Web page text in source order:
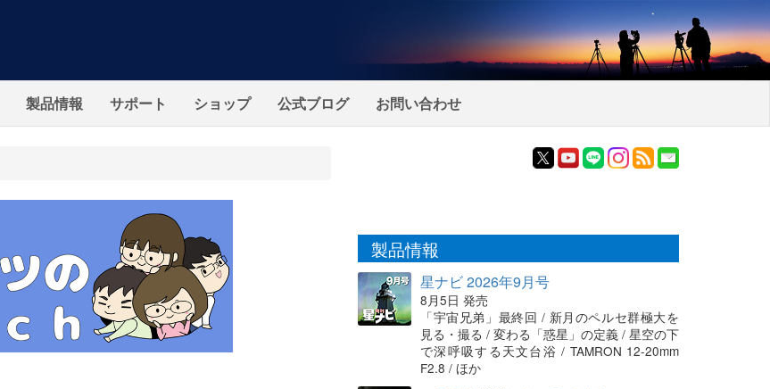
製品情報 サポート ショップ 公式ブログ お問い合わせ
製品情報
星ナビ 2026年9月号
8月5日 発売
「宇宙兄弟」最終回 / 新月のペルセ群極大を
見る・撮る / 変わる「惑星」の定義 / 星空の下
で深呼吸する天文台浴 / TAMRON 12-20mm
F2.8 / ほか